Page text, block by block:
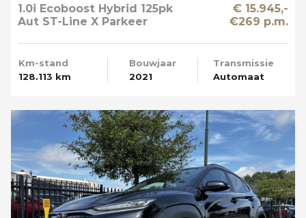
1.0i Ecoboost Hybrid 125pk
Aut ST-Line X Parkeer
€ 15.945,-
€269 p.m.
Km-stand
128.113 km
Bouwjaar
2021
Transmissie
Automaat